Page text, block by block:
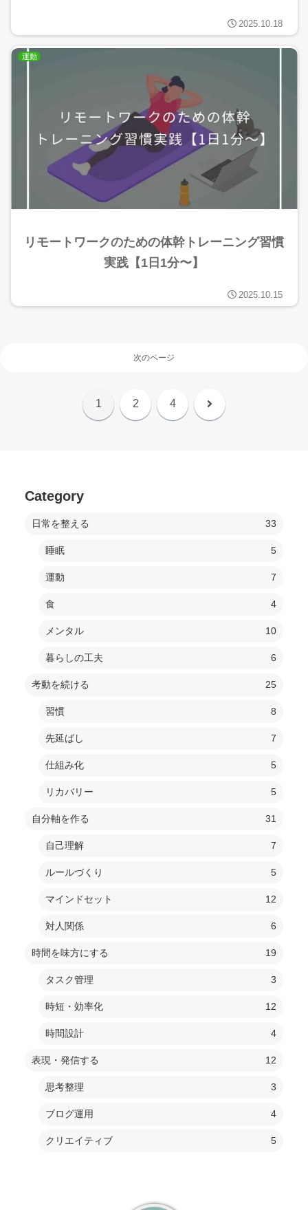
2025.10.18
運動
リモートワークのための体幹トレーニング習慣
実践【1日1分〜】
2025.10.15
次のページ
1 2 4 次
Category
日常を整える 33
睡眠 5
運動 7
食 4
メンタル 10
暮らしの工夫 6
考動を続ける 25
習慣 8
先延ばし 7
仕組み化 5
リカバリー 5
自分軸を作る 31
自己理解 7
ルールづくり 5
マインドセット 12
対人関係 6
時間を味方にする 19
タスク管理 3
時短・効率化 12
時間設計 4
表現・発信する 12
思考整理 3
ブログ運用 4
クリエイティブ 5